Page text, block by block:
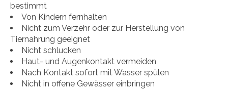
bestimmt
Von Kindern fernhalten
Nicht zum Verzehr oder zur Herstellung von
Tiernahrung geeignet
Nicht schlucken
Haut- und Augenkontakt vermeiden
Nach Kontakt sofort mit Wasser spülen
Nicht in offene Gewässer einbringen